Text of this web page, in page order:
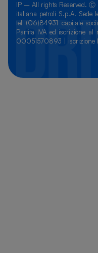
IP – All rights Reserved.
italiana petroli S.p.A. Sede
tel (06)84931 capitale
Partita IVA ed iscrizione al
00051570893 | iscrizione